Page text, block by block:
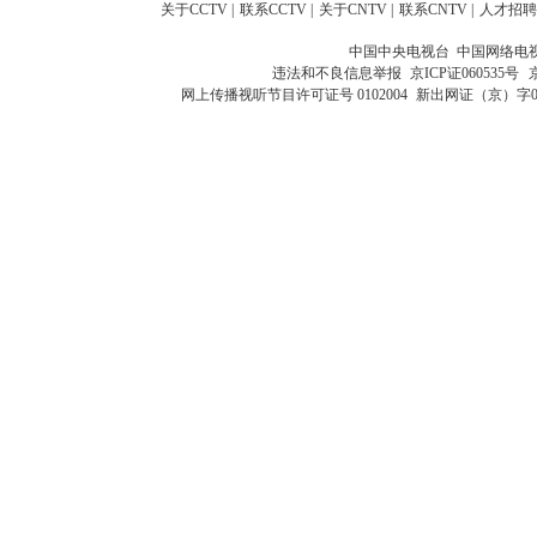
关于CCTV 联系CCTV 关于CNTV 联系CNTV 人才招聘
中国中央电视台 中国网络电
违法和不良信息举报 京ICP证060535号
网上传播视听节目许可证号 0102004 新出网证（京）